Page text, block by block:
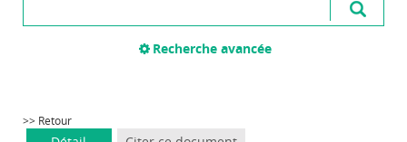
Recherche avancée
>> Retour